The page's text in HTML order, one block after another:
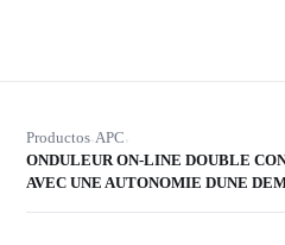
Productos›APC›
ONDULEUR ON-LINE DOUBLE
AVEC UNE AUTONOMIE DUNE